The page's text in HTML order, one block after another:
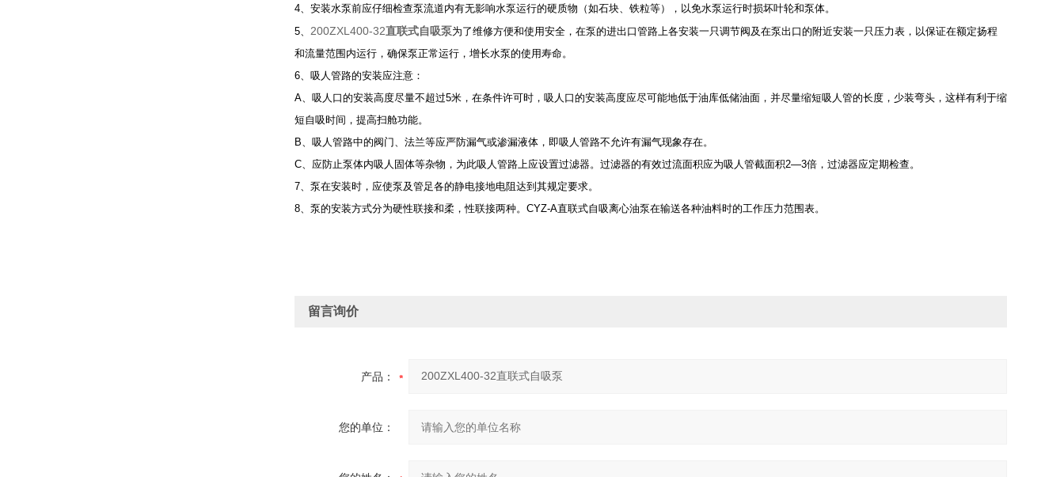
4、安装水泵前应仔细检查泵流道内有无影响水泵运行的硬质物（如石块、铁粒等），以免水泵运行时损坏叶轮和泵体。
5、 200ZXL400-32直联式自吸泵为了维修方便和使用安全，在泵的进出口管路上各安装一只调节阀及在泵出口的附近安装一只压力表，以保证在额定扬程
和流量范围内运行，确保泵正常运行，增长水泵的使用寿命。
6、吸人管路的安装应注意：
A、吸人口的安装高度尽量不超过5米，在条件许可时，吸人口的安装高度应尽可能地低于油库低储油面，并尽量缩短吸人管的长度，少装弯头，这样有利于缩
短自吸时间，提高扫舱功能。
B、吸人管路中的阀门、法兰等应严防漏气或渗漏液体，即吸人管路不允许有漏气现象存在。
C、应防止泵体内吸人固体等杂物，为此吸人管路上应设置过滤器。过滤器的有效过流面积应为吸人管截面积2—3倍，过滤器应定期检查。
7、泵在安装时，应使泵及管足各的静电接地电阻达到其规定要求。
8、泵的安装方式分为硬性联接和柔，性联接两种。CYZ-A直联式自吸离心油泵在输送各种油料时的工作压力范围表。
留言询价
产品：
您的单位：